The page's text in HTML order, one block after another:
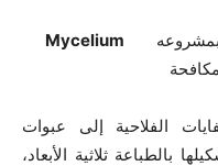
Mycelium
الفلاحية إلى عبوات
بالطباعة ثلاثية الأبعاد،